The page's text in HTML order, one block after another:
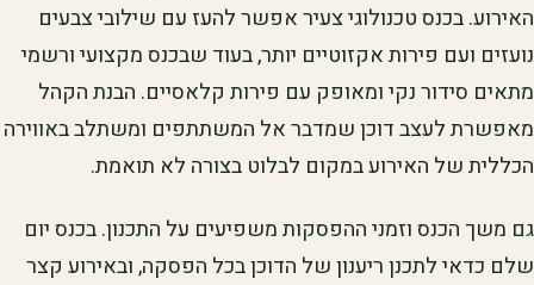
האירוע. בכנס טכנולוגי צעיר אפשר להעז עם שילובי צבעים
נועזים ועם פירות אקזוטיים יותר, בעוד שבכנס מקצועי ורשמי
מתאים סידור נקי ומאופק עם פירות קלאסיים. הבנת הקהל
מאפשרת לעצב דוכן שמדבר אל המשתתפים ומשתלב באווירה
הכללית של האירוע במקום לבלוט בצורה לא תואמת.
גם משך הכנס וזמני ההפסקות משפיעים על התכנון. בכנס יום
שלם כדאי לתכנן ריענון של הדוכן בכל הפסקה, ובאירוע קצר